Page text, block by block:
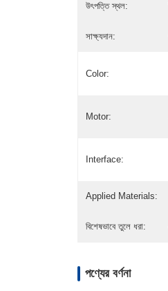
উৎপত্তি স্থল:
সাক্ষ্যদান:
Color:
Motor:
Interface:
Applied Materials:
বিশেষভাবে তুলে ধরা:
পণ্যের বর্ণনা